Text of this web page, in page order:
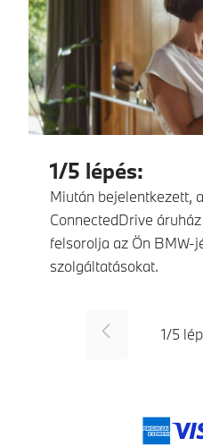
1/5 lépés:
Miután bejelentkezett,
ConnectedDrive
felsorolja az Ön BMW-
szolgáltatásokat.
1/5